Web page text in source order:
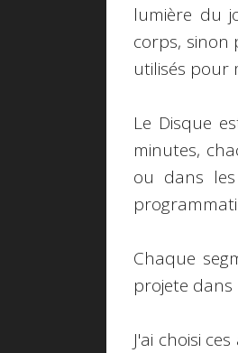
lumière du
corps, sinon
utilisés pour
Le Disque
minutes,
ou dans
Chaque
projete
J'ai choisi